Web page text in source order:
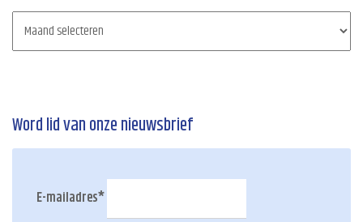
Word lid van onze nieuwsbrief
E-mailadres*